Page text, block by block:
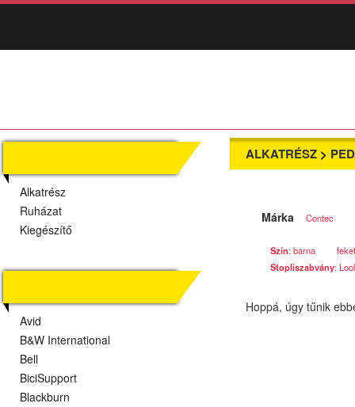
Alkatrész
Ruházat
Kiegészítő
Avid
B&W International
Bell
BiciSupport
Blackburn
ALKATRÉSZ >
Márka Contec
Szín: barna
Stopliszabvány:
Hoppá, úgy tűnik